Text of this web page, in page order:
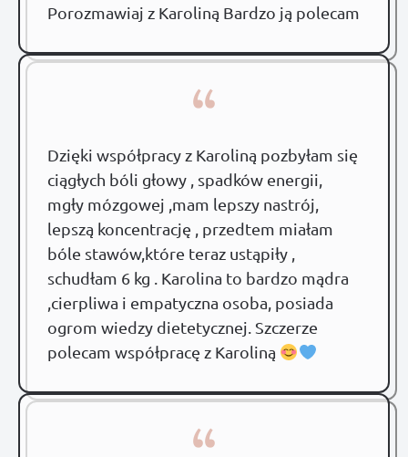
Porozmawiaj z Karoliną Bardzo ją polecam
“
Dzięki współpracy z Karoliną pozbyłam się
ciągłych bóli głowy , spadków energii,
mgły mózgowej ,mam lepszy nastrój,
lepszą koncentrację , przedtem miałam
bóle stawów,które teraz ustąpiły ,
schudłam 6 kg . Karolina to bardzo mądra
,cierpliwa i empatyczna osoba, posiada
ogrom wiedzy dietetycznej. Szczerze
polecam współpracę z Karoliną